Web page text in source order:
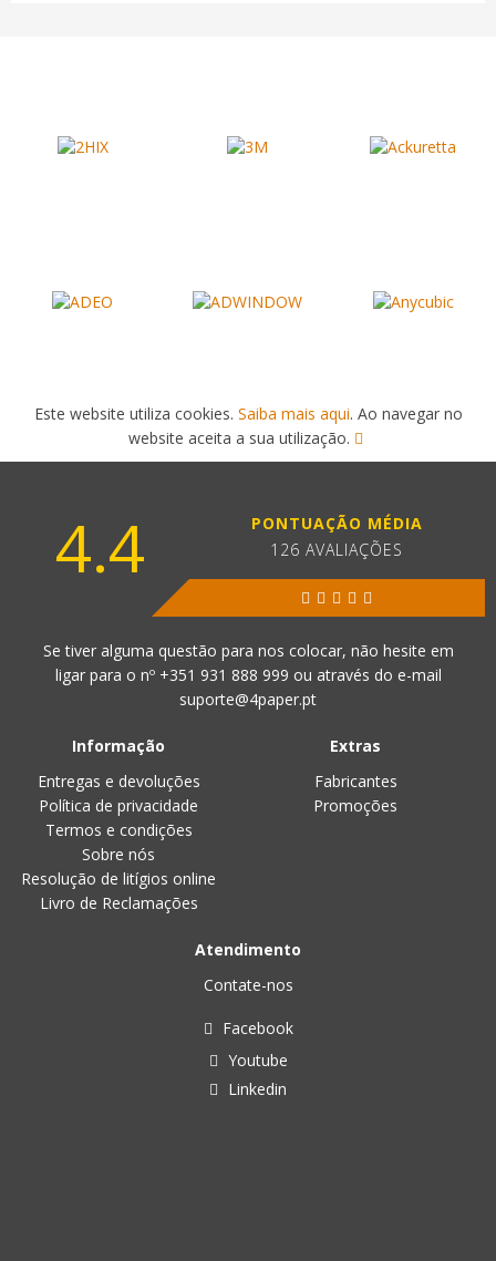
Este website utiliza cookies. Saiba mais aqui. Ao navegar no
website aceita a sua utilização.
4.4
PONTUAÇÃO MÉDIA
126 AVALIAÇÕES
Se tiver alguma questão para nos colocar, não hesite em
ligar para o nº +351 931 888 999 ou através do e-mail
suporte@4paper.pt
Informação
Entregas e devoluções
Política de privacidade
Termos e condições
Sobre nós
Resolução de litígios online
Livro de Reclamações
Extras
Fabricantes
Promoções
Atendimento
Contate-nos
Facebook
Youtube
Linkedin